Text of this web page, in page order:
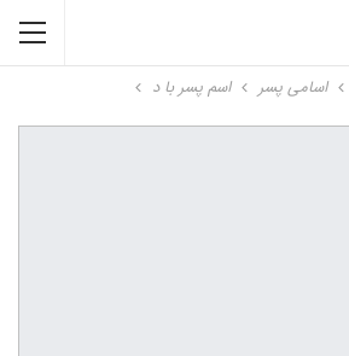
اسامی پسر اسم پسر با د